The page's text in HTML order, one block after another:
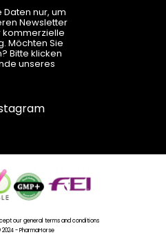
nur, um
Newsletter
kommerzielle
Möchten Sie
Bitte klicken
unseres
our general terms and conditions
- PharmaHorse